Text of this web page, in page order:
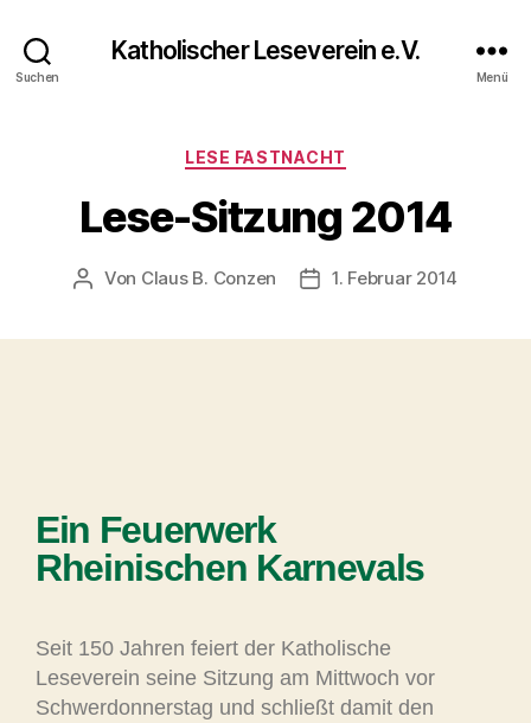
Suchen
Katholischer Leseverein e.V.
Menü
LESE FASTNACHT
Lese-Sitzung 2014
Von Claus B. Conzen 1. Februar 2014
Ein Feuerwerk
Rheinischen Karnevals
Seit 150 Jahren feiert der Katholische
Leseverein seine Sitzung am Mittwoch vor
Schwerdonnerstag und schließt damit den